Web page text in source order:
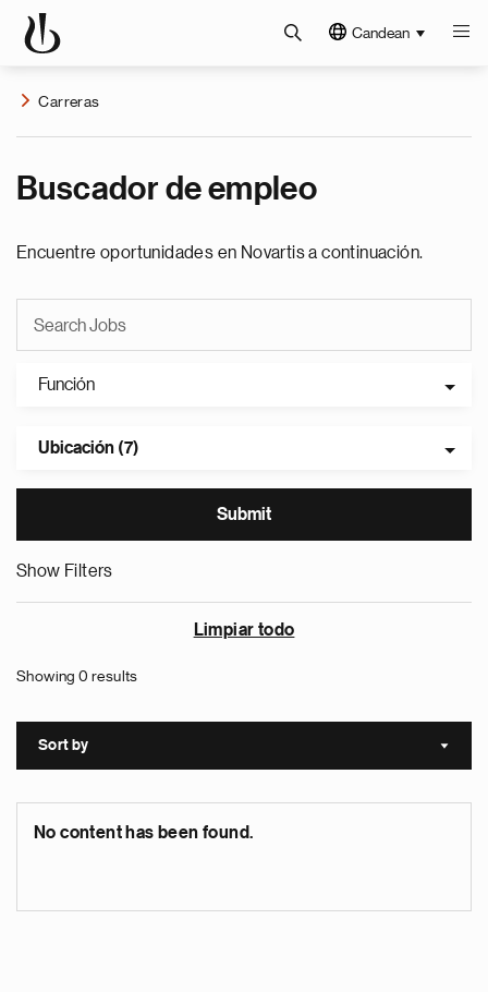
Candean
Carreras
Buscador de empleo
Encuentre oportunidades en Novartis a continuación.
Función
Ubicación (7)
Show Filters
Limpiar todo
Showing 0 results
Sort by Sort
No content has been found.